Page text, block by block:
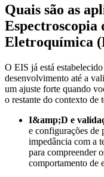
Quais são as
Espectroscopia
Eletroquímica
O EIS já está
desenvolvimento até a
um ajuste forte quando
o restante do contexto de
I&amp;D e
e configurações de
impedância com a
para compreender
comportamento de